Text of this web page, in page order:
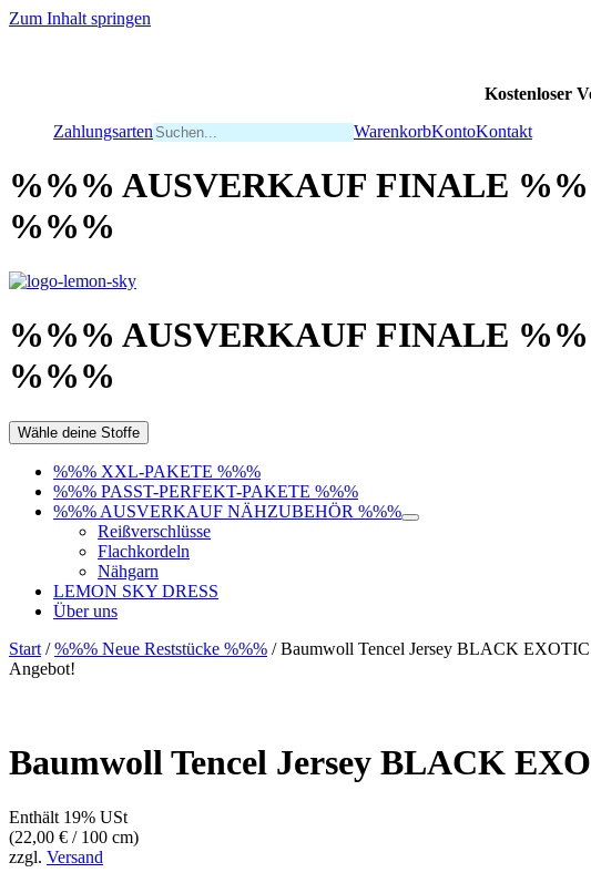
Zum Inhalt springen
Kostenloser
Zahlungsarten
WarenkorbKontoKontakt
%%% AUSVERKAUF FINALE
%%%
%%% AUSVERKAUF FINALE
%%%
Wähle deine Stoffe
%%% XXL-PAKETE %%%
%%% PASST-PERFEKT-PAKETE %%%
%%% AUSVERKAUF NÄHZUBEHÖR %%%
Reißverschlüsse
Flachkordeln
Nähgarn
LEMON SKY DRESS
Über uns
Start /%%% Neue Reststücke %%% / Baumwoll Tencel Jersey BLACK
Angebot!
Baumwoll Tencel Jersey BLACK
Enthält 19% USt
(22,00 € / 100 cm)
zzgl. Versand